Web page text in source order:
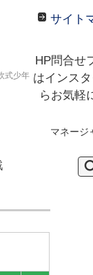
式少年
サイト
HP問合せ
はインス
らお気軽
マネー
検
索: